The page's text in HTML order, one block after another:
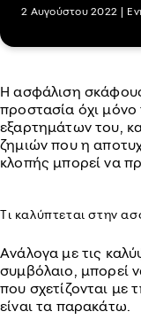
2 Αυγούστου 2022 |
Η ασφάλιση
προστασία όχι
εξαρτημάτων του,
ζημιών που η
κλοπής μπορεί να
Τι καλύπτεται στην
Ανάλογα με τις
συμβόλαιο, μπορεί
που σχετίζονται με
είναι τα παρακάτω.